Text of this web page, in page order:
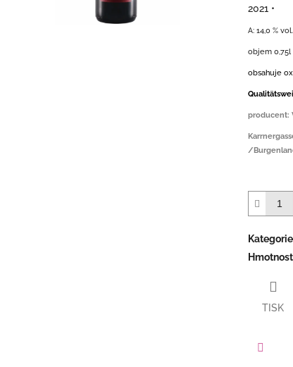
2021 •
A: 14,0 %
objem 0,75l
obsahuje
producent:
/
Kategorie
Hmotnost
TISK